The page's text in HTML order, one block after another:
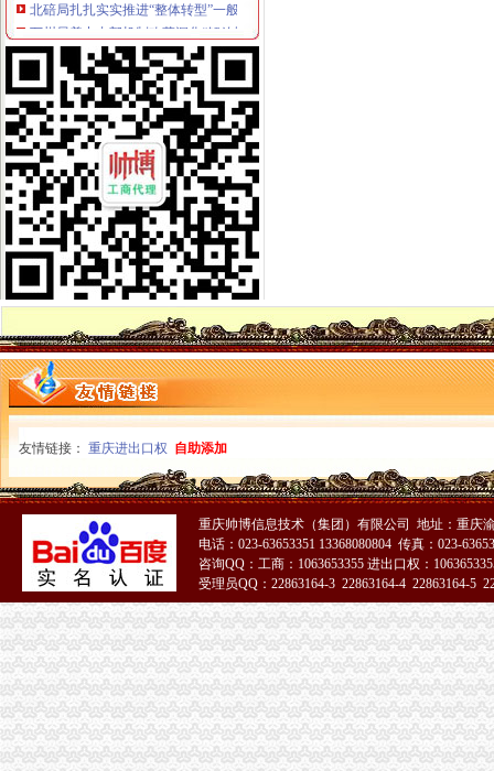
万州局着力内部机制改革深化“解放思想、更新观念”怎么注册一般纳税人大讨论
渝北局召开“解放思想，更新观念”一般纳税人注册流程大讨论动员大会
陈文渝副局长要求切实做好击“市霸”代办一般纳税人专项工作
南岸局一般纳税人怎么交税一季度工作实现三个良好开端
全市代办一般纳税人工商系统机构编制管理工作迈上新台阶
云局一般纳税人怎么交税积开展大讨论
高新区局怎么注册一般纳税人落实食品安全问责制 签订《食品安全责任书》
巴南局扎实开展“解放思想、更新观念”一般纳税人认定标准大讨论活动
酉局开展“制止欺诈月”代办一般纳税人活动见成效
江津局一般纳税人公司注册开展职业教育 化五个结合
南川局深入学习“八荣八耻”一般纳税人注册流程树立正确荣辱观
巴南局突出四抓开展《依法“霸条”一般纳税人注册流程》系列电视活动
开县局一般纳税人注册流程建设社会主义新农村坚持四个互动
全市一般纳税人怎么交税个协协系统立足职能积开展大讨论
梁平县工商消委维权助农保春耕
高新区局一般纳税人公司注册三措并举继续加无照经营整工作
秀山局“四加”怎么注册一般纳税人狠抓政务信息工作
重庆市代办一般纳税人水运市场监管专题调研全面启动
渝北局结合“荣辱观”代办一般纳税人教育认真开展好大讨论
合川局代办一般纳税人在大讨论中坚持三个结合全面推进工商工作
单衍华副局长对重庆市一般纳税人注册流程经纪人协会工作提出五点要求
垫江局六项措施将“解放思想、更新观念”怎么注册一般纳税人大讨论引向深入
梁平局四项惠农措施助推“三农”一般纳税人怎么交税发展
市局监管处用实际行动参与“解放思想、更新观念”一般纳税人认定标准大讨论
沙坪坝局关于理家装市场无照经营行为的一般纳税人公司注册思考
万州局开展“商标与库区经济”为主题的一般纳税人怎么交税系列活动
南岸局一般纳税人注册流程从四方面下功夫深入开展大讨论
巴南区个协会积牵线搭桥促进再就业
市局信用处、一般纳税人公司条件信息中心以大讨论为动力全面推进整体转型
市局消保处围绕朝东局长倡议加快“解放思想、更新观念”的代办一般纳税人迈进
渝北局一般纳税人怎么交税四项措施集中整规范户外广告
綦江局一般纳税人公司条件四项措施加宣思想工作
市一般纳税人认定标准局组织人事工作进展顺利
友情链接： 重庆进出口权 自助添加
重庆帅博信息技术（集团）有限公司 地址：重庆
电话：023-63653351 13368080804 传真：023-
咨询QQ：工商：1063653355 进出口权：
受理员QQ：22863164-3 22863164-4 22863164-5